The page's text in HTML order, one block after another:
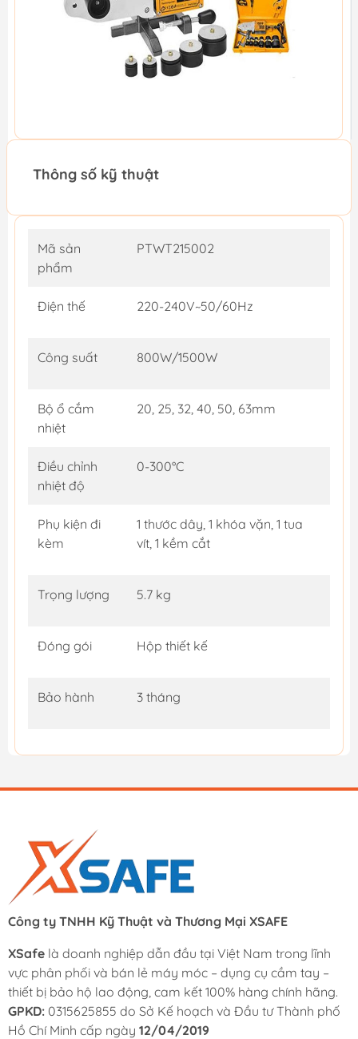
Thông số kỹ thuật
Mã sản
phẩm
PTWT215002
Điện thế 220-240V~50/60Hz
Công suất 800W/1500W
Bộ ổ cắm
nhiệt
20, 25, 32, 40, 50, 63mm
Điều chỉnh
nhiệt độ
0-300°C
Phụ kiện đi
kèm
1 thước dây, 1 khóa vặn, 1 tua
vít, 1 kềm cắt
Trọng lượng 5.7 kg
Đóng gói Hộp thiết kế
Bảo hành 3 tháng
Công ty TNHH Kỹ Thuật và Thương Mại XSAFE
XSafe là doanh nghiệp dẫn đầu tại Việt Nam trong lĩnh
vực phân phối và bán lẻ máy móc – dụng cụ cầm tay –
thiết bị bảo hộ lao động, cam kết 100% hàng chính hãng.
GPKD: 0315625855 do Sở Kế hoạch và Đầu tư Thành phố
Hồ Chí Minh cấp ngày 12/04/2019